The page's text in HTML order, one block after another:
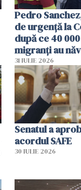
Pedro
de urgență la
după ce 40
migranți au
teritoriul
mobiliza toate
resursele"
31 IULIE 2026
Senatul a
acordul SAFE
30 IULIE 2026